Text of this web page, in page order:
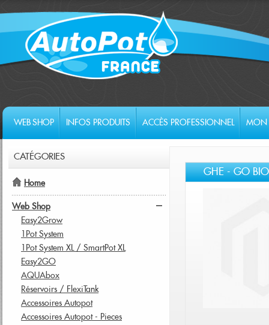
WEB SHOP INFOS PRODUITS ACCÈS PROFESSIONNEL MON
GHE - GO
CATÉGORIES
Home
Web Shop
Easy2Grow
1Pot System
1Pot System XL / SmartPot XL
Easy2GO
AQUAbox
Réservoirs / FlexiTank
Accessoires Autopot
Accessoires Autopot - Pieces